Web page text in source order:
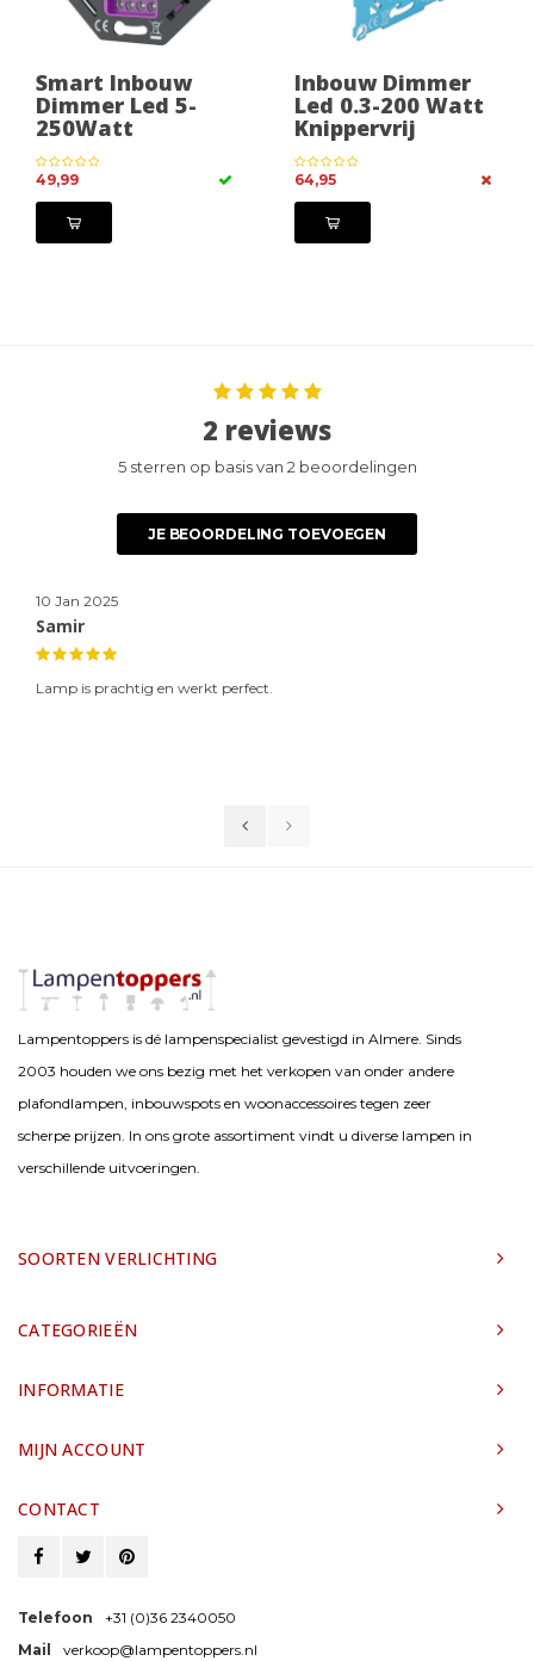
Smart Inbouw
Dimmer Led 5-
250Watt
49,99
Inbouw Dimmer
Led 0.3-200 Watt
Knippervrij
64,95
2 reviews
5 sterren op basis van 2 beoordelingen
JE BEOORDELING TOEVOEGEN
10 Jan 2025
Samir
Lamp is prachtig en werkt perfect.
Lampentoppers is dé lampenspecialist gevestigd in Almere. Sinds
2003 houden we ons bezig met het verkopen van onder andere
plafondlampen, inbouwspots en woonaccessoires tegen zeer
scherpe prijzen. In ons grote assortiment vindt u diverse lampen in
verschillende uitvoeringen.
SOORTEN VERLICHTING
CATEGORIEËN
INFORMATIE
MIJN ACCOUNT
CONTACT
Telefoon
+31 (0)36 2340050
Mail
verkoop@lampentoppers.nl